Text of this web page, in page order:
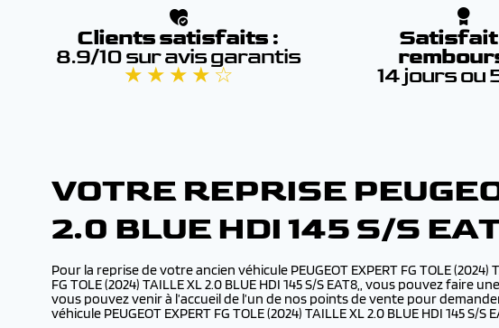
Clients satisfaits :
8.9/10 sur avis garantis
★ ★ ★ ★ ☆
Satisfait
14 jours ou
VOTRE REPRISE
2.0 BLUE HDI 145 S/S
Pour la reprise de votre ancien véhicule PEUGEOT EXPERT FG TOLE
FG TOLE (2024) TAILLE XL 2.0 BLUE HDI 145 S/S EAT8,, vous pouvez
vous pouvez venir à l’accueil de l’un de nos points de vente pour
véhicule PEUGEOT EXPERT FG TOLE (2024) TAILLE XL 2.0 BLUE HDI